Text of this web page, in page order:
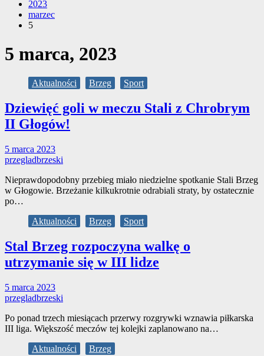
2023
marzec
5
5 marca, 2023
Aktualności Brzeg Sport
Dziewięć goli w meczu Stali z Chrobrym
II Głogów!
5 marca 2023
przegladbrzeski
Nieprawdopodobny przebieg miało niedzielne spotkanie Stali Brzeg
w Głogowie. Brzeżanie kilkukrotnie odrabiali straty, by ostatecznie
po…
Aktualności
Brzeg Sport
Stal Brzeg rozpoczyna walkę o
utrzymanie się w III lidze
5 marca 2023
przegladbrzeski
Po ponad trzech miesiącach przerwy rozgrywki wznawia piłkarska
III liga. Większość meczów tej kolejki zaplanowano na…
Aktualności
Brzeg